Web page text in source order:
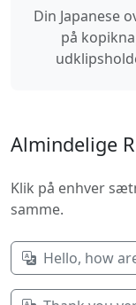
Din Japanese
på
Almindelige
Klik på enhver
samme.
Hello, how